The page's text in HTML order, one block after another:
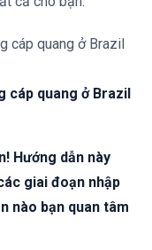
cáp quang ở Brazil
Hướng dẫn này
giai đoạn nhập
nào bạn quan tâm